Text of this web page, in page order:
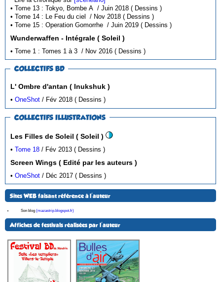
• Tome 13 : Tokyo, Bombe A / Juin 2018 ( Dessins )
• Tome 14 : Le Feu du ciel / Nov 2018 ( Dessins )
• Tome 15 : Operation Gomorrhe / Juin 2019 ( Dessins )
Wunderwaffen - Intégrale ( Soleil )
• Tome 1 : Tomes 1 à 3 / Nov 2016 ( Dessins )
COLLECTIFS BD
L' Ombre d'antan ( Inukshuk )
•OneShot / Fév 2018 ( Dessins )
COLLECTIFS ILLUSTRATIONS
Les Filles de Soleil ( Soleil )
•Tome 18 / Fév 2013 ( Dessins )
Screen Wings ( Edité par les auteurs )
•OneShot / Déc 2017 ( Dessins )
Sites WEB faisant référence à l'auteur
Son blog (mazastrip.blogspot.fr)
Affiches de festivals réalisées par l'auteur